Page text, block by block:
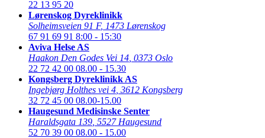
22 13 95 20
Lørenskog Dyreklinikk
Solheimsveien 91 F, 1473 Lørenskog
67 91 69 91 8:00 - 15:30
Aviva Helse AS
Haakon Den Godes Vei 14 0373 Oslo
22 72 42 00 08.00 - 15.30
Kongsberg Dyreklinikk AS
Ingebjørg Holthes vei 4 3612 Kongsberg
32 72 45 00 08.00-15.00
Haugesund Medisinske Senter
Haraldsgata 139 5527 Haugesund
52 70 39 00 08.00 - 15.00